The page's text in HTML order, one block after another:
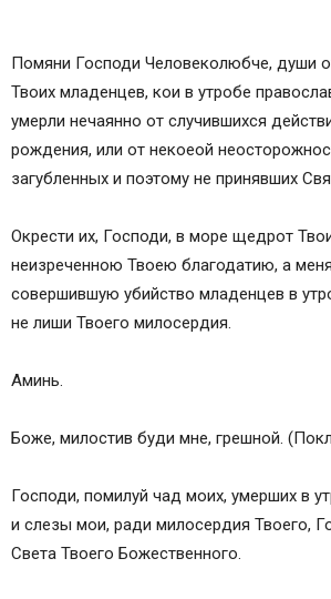
Помяни Господи Человеколюбче, души
Твоих младенцев, кои в утробе
умерли нечаянно от случившихся
рождения, или от некоеой
загубленных и поэтому не принявших
Окрести их, Господи, в море щедрот
неизреченною Твоею благодатию, а
совершившую убийство младенцев в
не лиши Твоего милосердия.
Аминь.
Боже, милостив буди мне, грешной.
Господи, помилуй чад моих, умерших в
и слезы мои, ради милосердия Твоего,
Света Твоего Божественного.